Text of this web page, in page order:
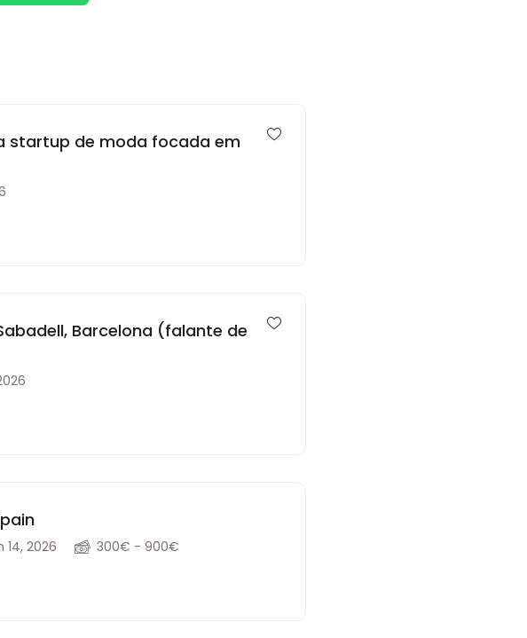
startup de moda focada em
Barcelona (falante de
14, 2026 300€ - 900€